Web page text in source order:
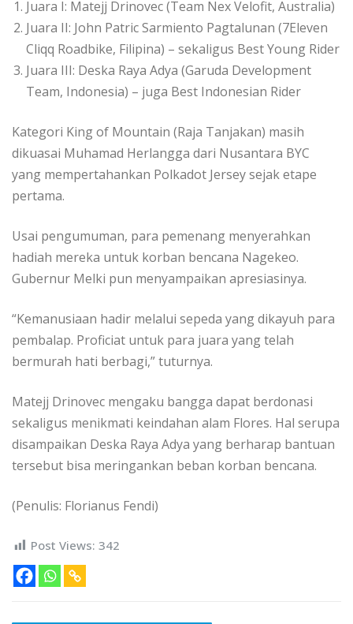
Juara I: Matejj Drinovec (Team Nex Velofit, Australia)
Juara II: John Patric Sarmiento Pagtalunan (7Eleven
Cliqq Roadbike, Filipina) – sekaligus Best Young Rider
Juara III: Deska Raya Adya (Garuda Development
Team, Indonesia) – juga Best Indonesian Rider
Kategori King of Mountain (Raja Tanjakan) masih
dikuasai Muhamad Herlangga dari Nusantara BYC
yang mempertahankan Polkadot Jersey sejak etape
pertama.
Usai pengumuman, para pemenang menyerahkan
hadiah mereka untuk korban bencana Nagekeo.
Gubernur Melki pun menyampaikan apresiasinya.
“Kemanusiaan hadir melalui sepeda yang dikayuh para
pembalap. Proficiat untuk para juara yang telah
bermurah hati berbagi,” tuturnya.
Matejj Drinovec mengaku bangga dapat berdonasi
sekaligus menikmati keindahan alam Flores. Hal serupa
disampaikan Deska Raya Adya yang berharap bantuan
tersebut bisa meringankan beban korban bencana.
(Penulis: Florianus Fendi)
Post Views: 342